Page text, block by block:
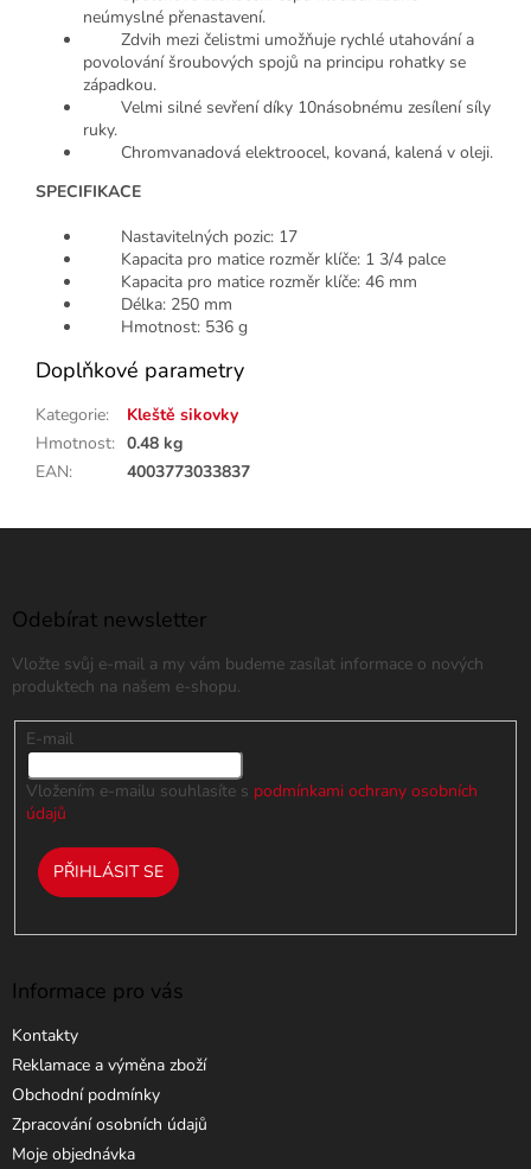
neúmyslné přenastavení.
Zdvih mezi čelistmi umožňuje rychlé utahování a
povolování šroubových spojů na principu rohatky se
západkou.
Velmi silné sevření díky 10násobnému zesílení síly
ruky.
Chromvanadová elektroocel, kovaná, kalená v oleji.
SPECIFIKACE
Nastavitelných pozic: 17
Kapacita pro matice rozměr klíče: 1 3/4 palce
Kapacita pro matice rozměr klíče: 46 mm
Délka: 250 mm
Hmotnost: 536 g
Doplňkové parametry
Kategorie:
Kleště sikovky
Hmotnost: 0.48 kg
EAN: 4003773033837
Odebírat newsletter
Vložte svůj e-mail a my vám budeme zasílat informace o nových
produktech na našem e-shopu.
E-mail
Vložením e-mailu souhlasíte s podmínkami ochrany osobních
údajů
PŘIHLÁSIT SE
Informace pro vás
Kontakty
Reklamace a výměna zboží
Obchodní podmínky
Zpracování osobních údajů
Moje objednávka